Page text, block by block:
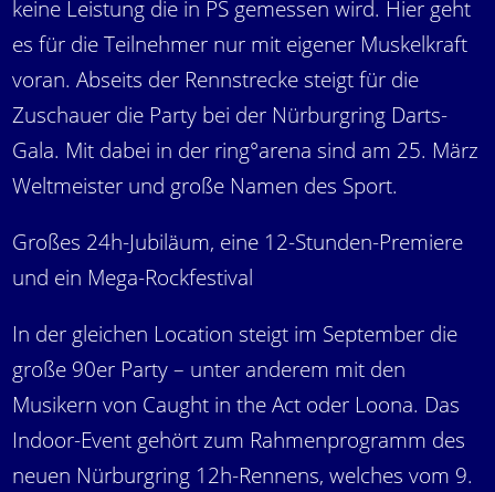
keine Leistung die in PS gemessen wird. Hier geht
es für die Teilnehmer nur mit eigener Muskelkraft
voran. Abseits der Rennstrecke steigt für die
Zuschauer die Party bei der Nürburgring Darts-
Gala. Mit dabei in der ring°arena sind am 25. März
Weltmeister und große Namen des Sport.
Großes 24h-Jubiläum, eine 12-Stunden-Premiere
und ein Mega-Rockfestival
In der gleichen Location steigt im September die
große 90er Party – unter anderem mit den
Musikern von Caught in the Act oder Loona. Das
Indoor-Event gehört zum Rahmenprogramm des
neuen Nürburgring 12h-Rennens, welches vom 9.